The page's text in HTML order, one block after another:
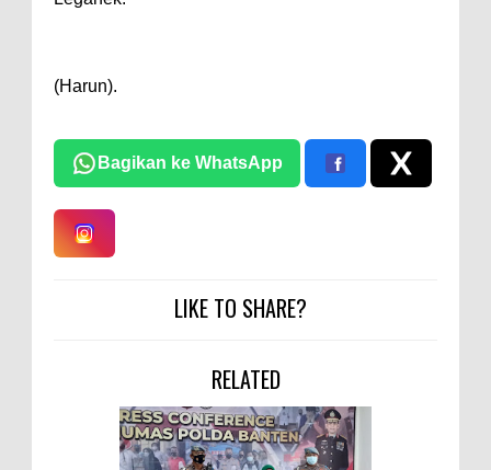
(Harun).
Bagikan ke WhatsApp
LIKE TO SHARE?
RELATED